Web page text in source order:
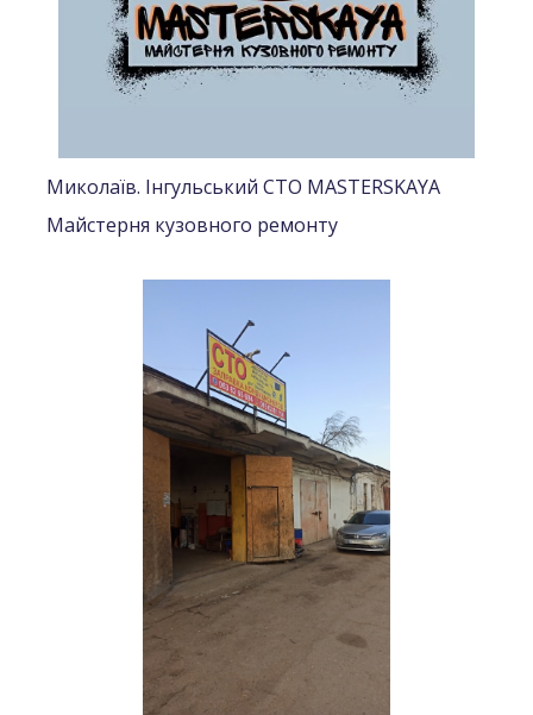
Миколаїв. Iнгульський СТО MASTERSKAYA
Майстерня кузовного ремонту